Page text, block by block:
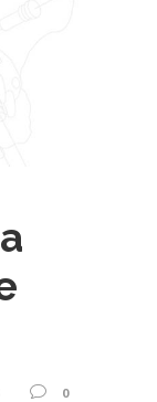
0